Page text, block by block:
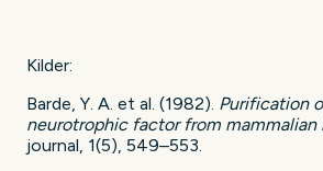
Kilder:
Barde, Y. A. et al. (1982). Purification
neurotrophic factor from mammalian
journal, 1(5), 549–553.